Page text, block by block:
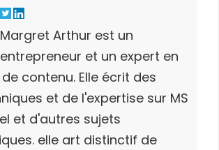
Margret Arthur est un
entrepreneur et un expert en
contenu. Elle écrit des
et de l'expertise sur MS
et d'autres sujets
elle art distinctif de